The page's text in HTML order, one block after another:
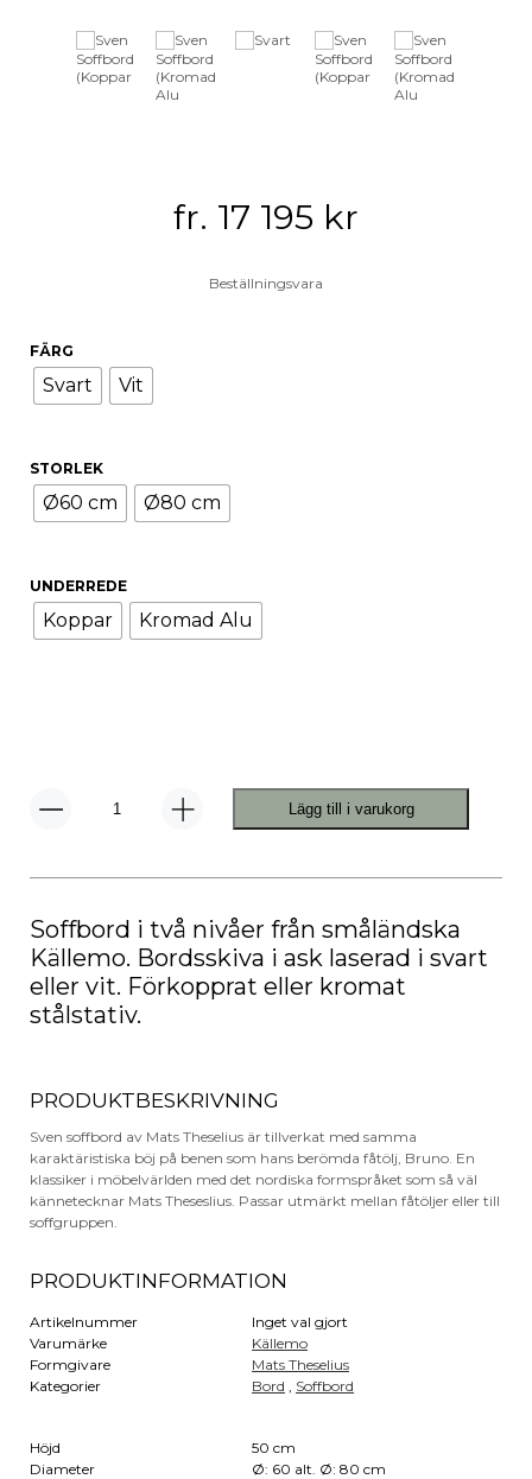
fr. 17 195 kr
Beställningsvara
FÄRG
Svart Vit
STORLEK
Ø60 cm Ø80 cm
UNDERREDE
Koppar Kromad Alu
Sven
Lägg till i varukorg
Soffbord i två nivåer från småländska
Källemo. Bordsskiva i ask laserad i svart
eller vit. Förkopprat eller kromat
stålstativ.
PRODUKTBESKRIVNING
Sven soffbord av Mats Theselius är tillverkat med samma
karaktäristiska böj på benen som hans berömda fåtölj, Bruno. En
klassiker i möbelvärlden med det nordiska formspråket som så väl
kännetecknar Mats Theseslius. Passar utmärkt mellan fåtöljer eller till
soffgruppen.
PRODUKTINFORMATION
Artikelnummer
Inget val gjort
Varumärke
Källemo
Formgivare
Mats Theselius
Kategorier
Bord Soffbord
Höjd
50 cm
Diameter
Ø: 60 alt. Ø: 80 cm